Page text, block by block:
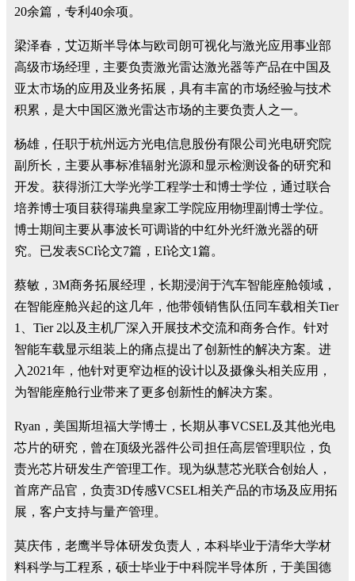
20余篇，专利40余项。
梁泽春，艾迈斯半导体与欧司朗可视化与激光应用事业部
高级市场经理，主要负责激光雷达激光器等产品在中国及
亚太市场的应用及业务拓展，具有丰富的市场经验与技术
积累，是大中国区激光雷达市场的主要负责人之一。
杨雄，任职于杭州远方光电信息股份有限公司光电研究院
副所长，主要从事标准辐射光源和显示检测设备的研究和
开发。获得浙江大学光学工程学士和博士学位，通过联合
培养博士项目获得瑞典皇家工学院应用物理副博士学位。
博士期间主要从事波长可调谐的中红外光纤激光器的研
究。已发表SCI论文7篇，EI论文1篇。
蔡敏，3M商务拓展经理，长期浸润于汽车智能座舱领域，
在智能座舱兴起的这几年，他带领销售队伍同车载相关Tier
1、Tier 2以及主机厂深入开展技术交流和商务合作。针对
智能车载显示组装上的痛点提出了创新性的解决方案。进
入2021年，他针对更窄边框的设计以及摄像头相关应用，
为智能座舱行业带来了更多创新性的解决方案。
Ryan，美国斯坦福大学博士，长期从事VCSEL及其他光电
芯片的研究，曾在顶级光器件公司担任高层管理职位，负
责光芯片研发生产管理工作。现为纵慧芯光联合创始人，
首席产品官，负责3D传感VCSEL相关产品的市场及应用拓
展，客户支持与量产管理。
莫庆伟，老鹰半导体研发负责人，本科毕业于清华大学材
料科学与工程系，硕士毕业于中科院半导体所，于美国德